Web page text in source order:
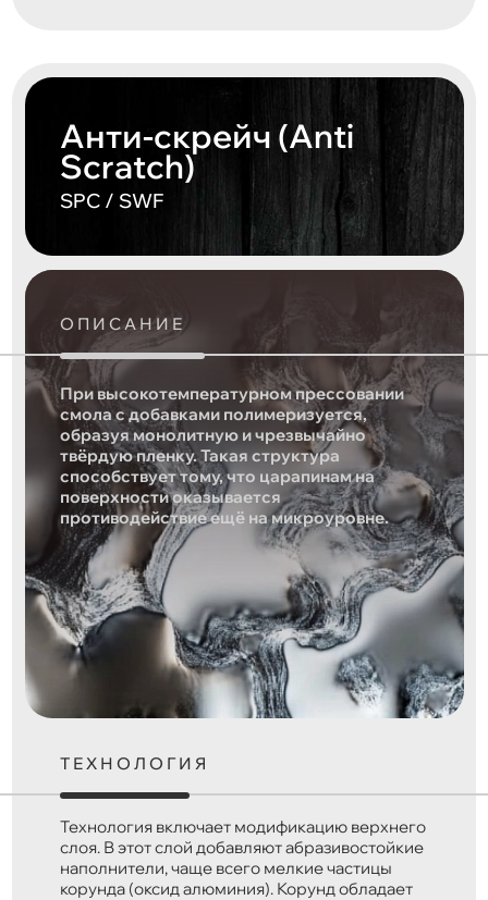
Анти-скрейч (Anti
Scratch)
SPC / SWF
ОПИСАНИЕ
При высокотемпературном прессовании
смола с добавками полимеризуется,
образуя монолитную и чрезвычайно
твёрдую пленку. Такая структура
способствует тому, что царапинам на
поверхности оказывается
противодействие ещё на микроуровне.
ТЕХНОЛОГИЯ
Технология включает модификацию верхнего
слоя. В этот слой добавляют абразивостойкие
наполнители, чаще всего мелкие частицы
корунда (оксид алюминия). Корунд обладает